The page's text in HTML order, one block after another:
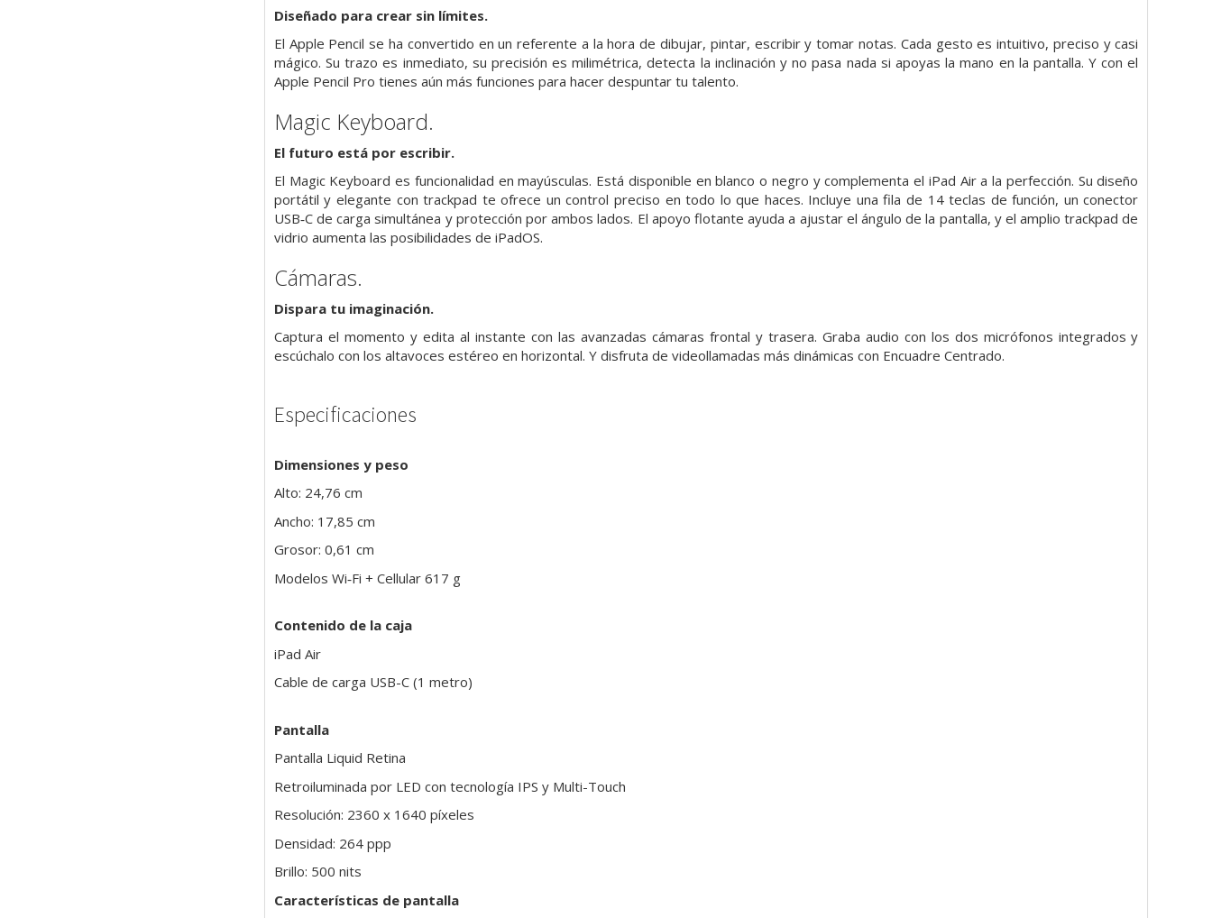
Diseñado para crear sin límites.
El Apple Pencil se ha convertido en un referente a la hora de dibujar, pintar, escribir y tomar notas. Cada gesto es intuitivo, preciso y casi
mágico. Su trazo es inmediato, su precisión es milimétrica, detecta la inclinación y no pasa nada si apoyas la mano en la pantalla. Y con el
Apple Pencil Pro tienes aún más funciones para hacer despuntar tu talento.
Magic Keyboard.
El futuro está por escribir.
El Magic Keyboard es funcionalidad en mayúsculas. Está disponible en blanco o negro y complementa el iPad Air a la perfección. Su diseño
portátil y elegante con trackpad te ofrece un control preciso en todo lo que haces. Incluye una fila de 14 teclas de función, un conector
USB‑C de carga simultánea y protección por ambos lados. El apoyo flotante ayuda a ajustar el ángulo de la pantalla, y el amplio trackpad de
vidrio aumenta las posibili­dades de iPadOS.
Cámaras.
Dispara tu imaginación.
Captura el momento y edita al instante con las avanzadas cámaras frontal y trasera. Graba audio con los dos micrófonos integrados y
escúchalo con los altavoces estéreo en horizontal. Y disfruta de videollamadas más dinámicas con Encuadre Centrado.
Especificaciones
Dimensiones y peso
Alto: 24,76 cm
Ancho: 17,85 cm
Grosor: 0,61 cm
Modelos Wi‑Fi + Cellular 617 g
Contenido de la caja
iPad Air
Cable de carga USB-C (1 metro)
Pantalla
Pantalla Liquid Retina
Retroiluminada por LED con tecnología IPS y Multi-Touch
Resolución: 2360 x 1640 píxeles
Densidad: 264 ppp
Brillo: 500 nits
Características de pantalla